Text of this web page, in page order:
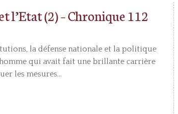
l’Etat (2) – Chronique 112
la défense nationale et la politique
qui avait fait une brillante carrière
les mesures...